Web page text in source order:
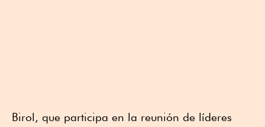
Birol, que participa en la reunión de líderes